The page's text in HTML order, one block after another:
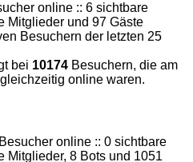
online :: 6 sichtbare
Mitglieder und 97 Gäste
Besuchern der letzten 25
bei 10174 Besuchern, die am
online waren.
Besucher online :: 0 sichtbare
Mitglieder, 8 Bots und 1051